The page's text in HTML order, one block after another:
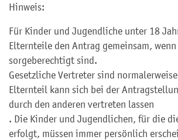
Hinweis:
Für Kinder und Jugendliche unter 18
Elternteile den Antrag gemeinsam, wenn
sorgeberechtigt sind.
Gesetzliche Vertreter sind
Elternteil kann sich bei der
durch den anderen vertreten lassen
. Die Kinder und Jugendlichen, für die
erfolgt, müssen immer persönlich